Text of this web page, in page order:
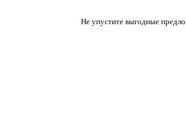
Не упустите выгодные